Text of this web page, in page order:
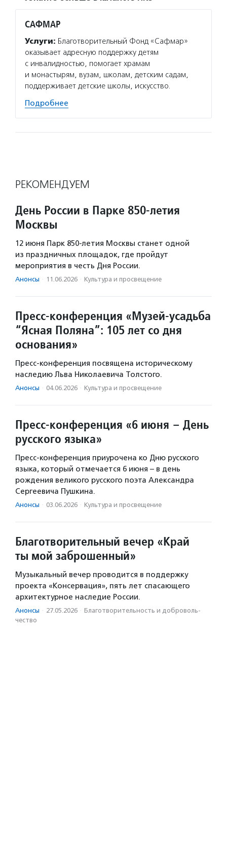
САФМАР
Услуги: Благотворительный Фонд «Сафмар»
оказывает адресную поддержку детям
с инвалидностью, помогает храмам
и монастырям, вузам, школам, детским садам,
поддерживает детские школы, искусство.
Подробнее
РЕКОМЕНДУЕМ
День России в Парке 850-летия
Москвы
12 июня Парк 850-летия Москвы станет одной
из праздничных площадок, где пройдут
мероприятия в честь Дня России.
Анонсы · 11.06.2026 · Культура и просвещение
Пресс-конференция «Музей-усадьба
“Ясная Поляна”: 105 лет со дня
основания»
Пресс-конференция посвящена историческому
наследию Льва Николаевича Толстого.
Анонсы · 04.06.2026 · Культура и просвещение
Пресс-конференция «6 июня – День
русского языка»
Пресс-конференция приурочена ко Дню русского
языка, который отмечается 6 июня – в день
рождения великого русского поэта Александра
Сергеевича Пушкина.
Анонсы · 03.06.2026 · Культура и просвещение
Благотворительный вечер «Край
ты мой заброшенный»
Музыкальный вечер проводится в поддержку
проекта «Консервация», пять лет спасающего
архитектурное наследие России.
Анонсы · 27.05.2026 · Благотвори­тель­ность и доброволь­
чест­во